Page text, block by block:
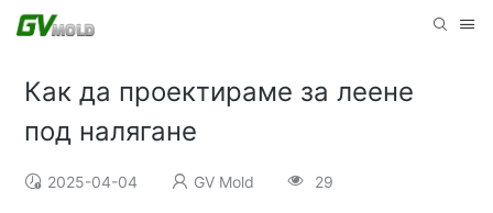
Как да проектираме за леене
под налягане
2025-04-04 GV Mold 29